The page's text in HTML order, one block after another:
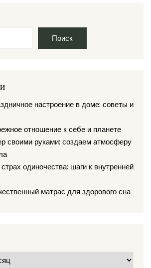
Поиск
настроение в доме: советы и
отношение к себе и планете
своими руками: создаем атмосферу
одиночества: шаги к внутренней
матрас для здорового сна